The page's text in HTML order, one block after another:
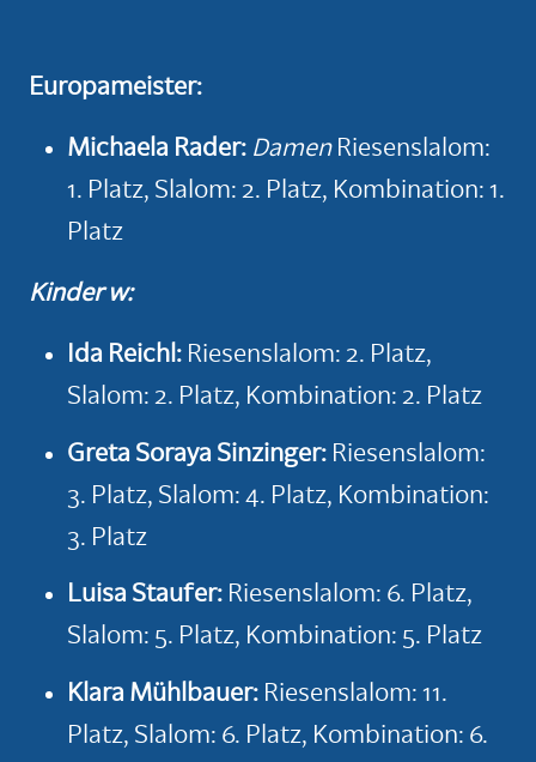
Europameister:
Michaela Rader: DamenRiesenslalom:
1. Platz, Slalom: 2. Platz, Kombination: 1.
Platz
Kinder w:
Ida Reichl : Riesenslalom: 2. Platz,
Slalom: 2. Platz, Kombination: 2. Platz
Greta Soraya Sinzinger: Riesenslalom:
3. Platz, Slalom: 4. Platz, Kombination:
3. Platz
Luisa Staufer: Riesenslalom: 6. Platz,
Slalom: 5. Platz, Kombination: 5. Platz
Klara Mühlbauer: Riesenslalom: 11.
Platz, Slalom: 6. Platz, Kombination: 6.